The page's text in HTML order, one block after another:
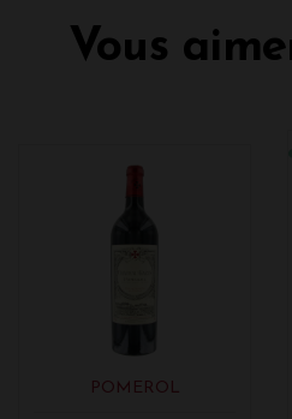
Vous
POMEROL